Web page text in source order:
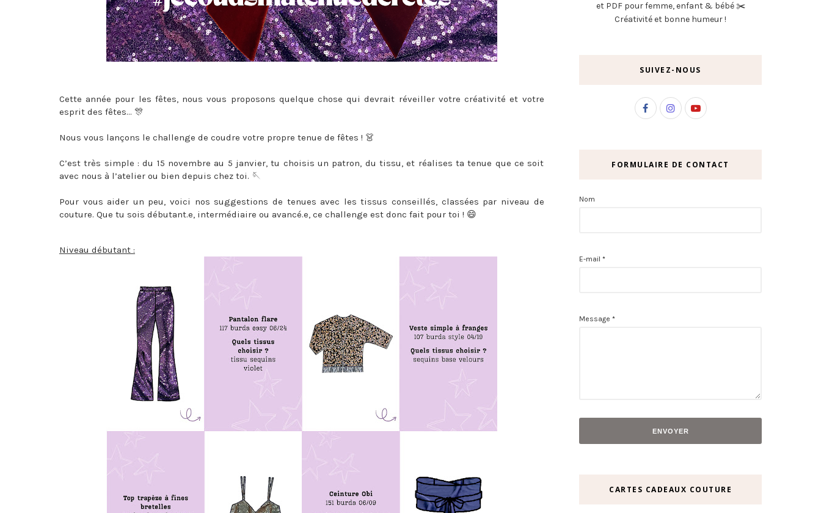
Cette année pour les fêtes, nous vous proposons quelque chose qui devrait réveiller votre créativité et votre
esprit des fêtes… 🎊
Nous vous lançons le challenge de coudre votre propre tenue de fêtes ! 👗
C’est très simple : du 15 novembre au 5 janvier, tu choisis un patron, du tissu, et réalises ta tenue que ce soit
avec nous à l’atelier ou bien depuis chez toi. 🪡
Pour vous aider un peu, voici nos suggestions de tenues avec les tissus conseillés, classées par niveau de
couture. Que tu sois débutant.e, intermédiaire ou avancé.e, ce challenge est donc fait pour toi ! 😄
Niveau débutant :
et PDF pour femme, enfant & bébé ✂️
Créativité et bonne humeur !
SUIVEZ-NOUS
FORMULAIRE DE CONTACT
Nom
E-mail *
Message *
CARTES CADEAUX COUTURE